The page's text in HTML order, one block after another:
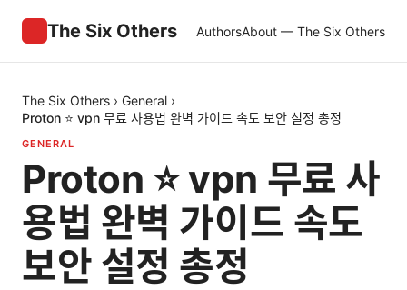
The Six Others AuthorsAbout — The Six Others
The Six Others › General ›
Proton ⭐ vpn 무료 사용법 완벽 가이드 속도 보안 설정 총정
GENERAL
Proton ⭐ vpn 무료 사
용법 완벽 가이드 속도
보안 설정 총정